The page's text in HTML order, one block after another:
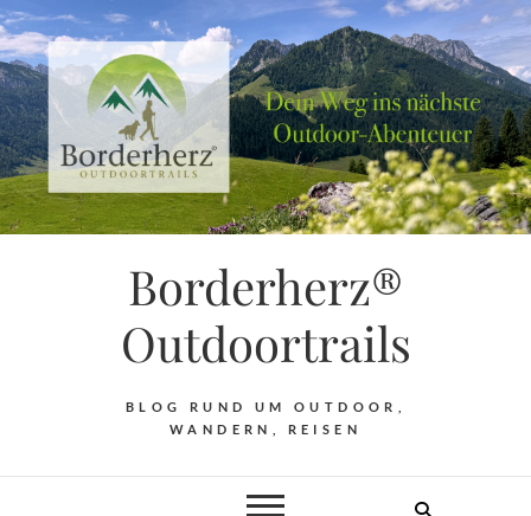
Borderherz®
Outdoortrails
BLOG RUND UM OUTDOOR,
WANDERN, REISEN